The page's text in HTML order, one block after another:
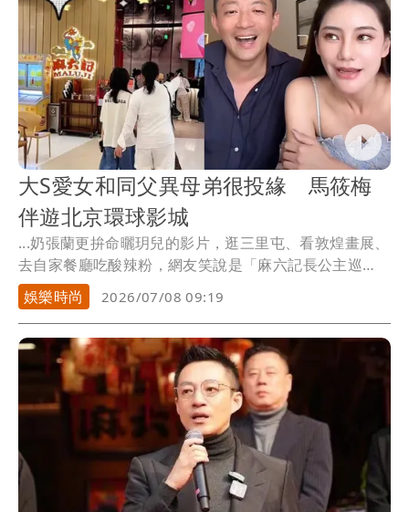
大S愛女和同父異母弟很投緣 馬筱梅
伴遊北京環球影城
...奶張蘭更拚命曬玥兒的影片，逛三里屯、看敦煌畫展、
去自家餐廳吃酸辣粉，網友笑說是「麻六記長公主巡
店」。
娛樂時尚 2026/07/08 09:19